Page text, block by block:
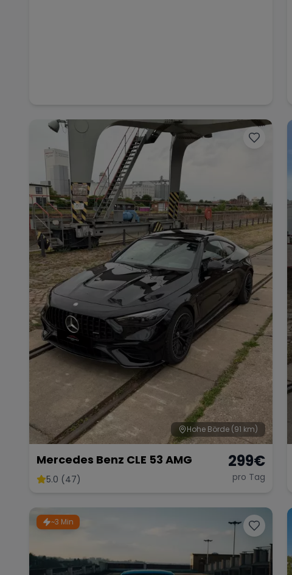
Hohe Börde (91 km)
Mercedes Benz CLE 53 AMG
5.0 (47)
299€
pro Tag
~3 Min